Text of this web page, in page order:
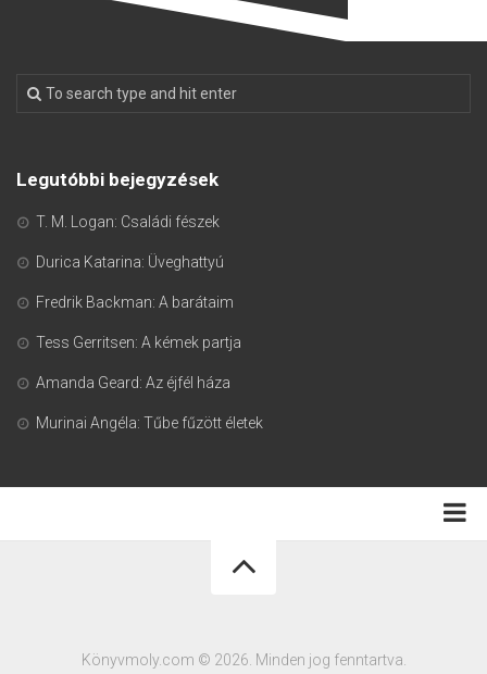
Legutóbbi bejegyzések
T. M. Logan: Családi fészek
Durica Katarina: Üveghattyú
Fredrik Backman: A barátaim
Tess Gerritsen: A kémek partja
Amanda Geard: Az éjfél háza
Murinai Angéla: Tűbe fűzött életek
Könyvmoly.com © 2026. Minden jog fenntartva.